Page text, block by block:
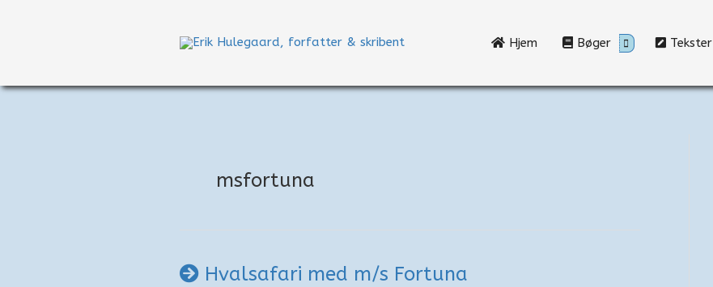
Hjem Bøger Tekster
msfortuna
Hvalsafari med m/s Fortuna